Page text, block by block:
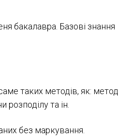
бакалавра. Базові знання
таких методів, як: метод
та ін.
без маркування.